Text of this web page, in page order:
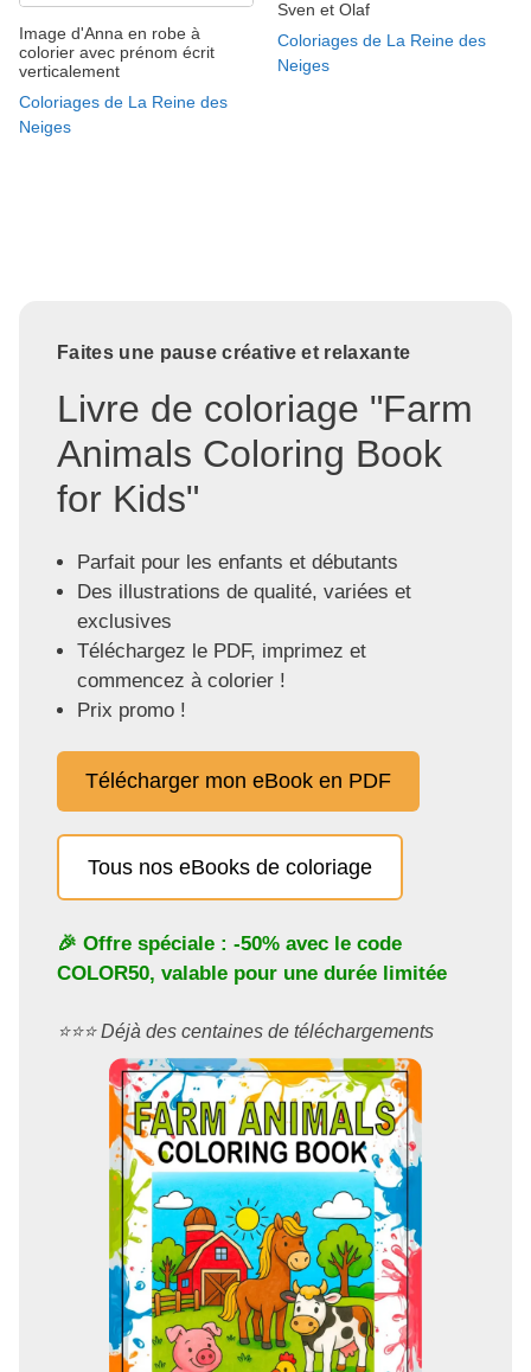
Image d'Anna en robe à
colorier avec prénom écrit
verticalement
Coloriages de La Reine des
Neiges
Sven et Olaf
Coloriages de La Reine des
Neiges
Faites une pause créative et relaxante
Livre de coloriage "Farm
Animals Coloring Book
for Kids"
Parfait pour les enfants et débutants
Des illustrations de qualité, variées et
exclusives
Téléchargez le PDF, imprimez et
commencez à colorier !
Prix promo !
Télécharger mon eBook en PDF
Tous nos eBooks de coloriage
🎉 Offre spéciale : -50% avec le code
COLOR50, valable pour une durée limitée
⭐️⭐️⭐️ Déjà des centaines de téléchargements